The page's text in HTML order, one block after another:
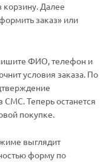
корзину. Далее
заказ» или
ФИО, телефон и
условия заказа. По
СМС. Теперь останется
покупке.
выглядит
форму по